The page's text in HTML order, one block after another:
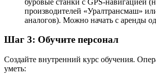
производителей «Уралтрансмаш»
аналогов). Можно начать с аренды
Шаг 3: Обучите персонал
Создайте внутренний курс обучения.
уметь: